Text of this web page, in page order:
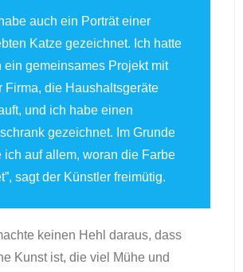
auch ein Porträt einer
Katze gezeichnet. Ich hatte
ein gemeinsames Projekt mit
Firma, die Haushaltsgeräte
und ich habe einen
gezeichnet. Im Grunde
ich auf allem, woran die Farbe
sagt der Künstler freimütig.
keinen Hehl daraus, dass
Kunst ist, die viel Mühe und